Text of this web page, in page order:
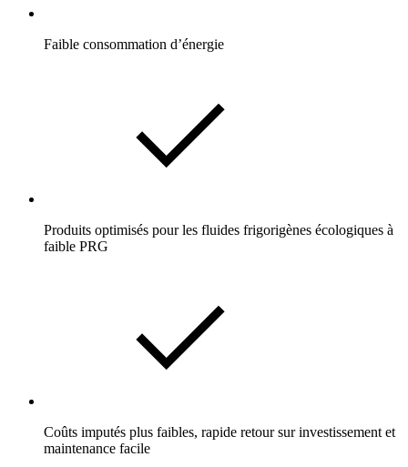
Faible consommation d’énergie
Produits optimisés pour les fluides frigorigènes écologiques à
faible PRG
Coûts imputés plus faibles, rapide retour sur investissement et
maintenance facile